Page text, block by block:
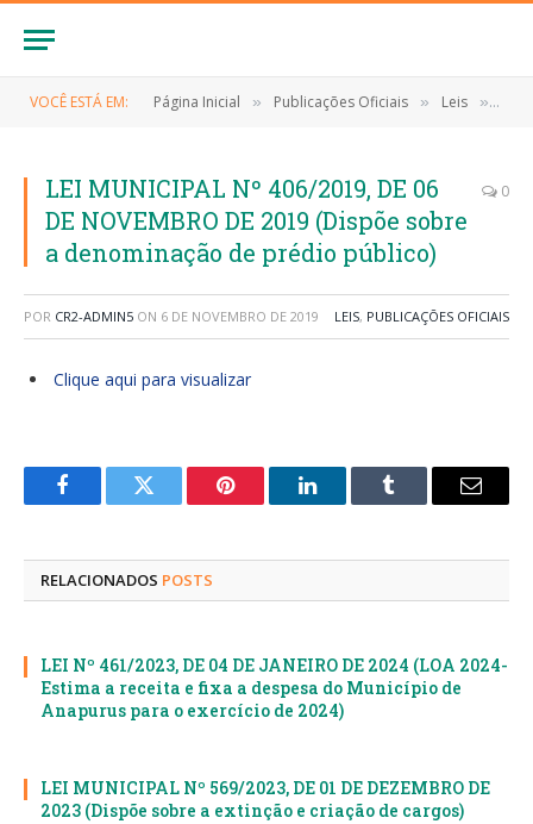
VOCÊ ESTÁ EM: Página Inicial » Publicações Oficiais » Leis »
LEI MUNICIPAL Nº 406/2019, DE 06
DE NOVEMBRO DE 2019 (Dispõe sobre
a denominação de prédio público)
0
POR CR2-ADMIN5 ON 6 DE NOVEMBRO DE 2019 LEIS, PUBLICAÇÕES OFICIAIS
Clique aqui para visualizar
FacebookTwitter Pinterest LinkedInTumblr
E-
RELACIONADOS POSTS
LEI Nº 461/2023, DE 04 DE JANEIRO DE 2024 (LOA 2024-
Estima a receita e fixa a despesa do Município de
Anapurus para o exercício de 2024)
LEI MUNICIPAL Nº 569/2023, DE 01 DE DEZEMBRO DE
2023 (Dispõe sobre a extinção e criação de cargos)